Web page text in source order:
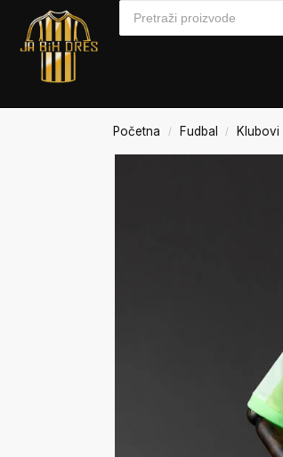
Početna / Fudbal / Klubovi